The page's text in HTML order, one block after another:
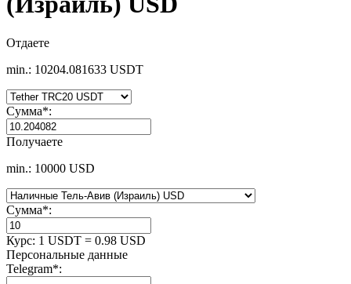
Отдаете
min.: 10204.081633 USDT
Сумма*:
Получаете
min.: 10000 USD
Сумма*:
Курс: 1 USDT = 0.98 USD
Персональные данные
Telegram*: